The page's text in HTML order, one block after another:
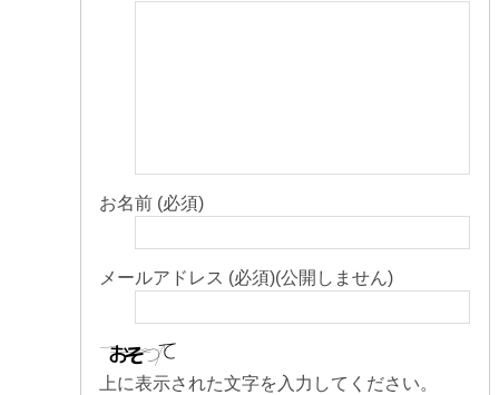
お名前 (必須)
メールアドレス (必須)(公開しません)
上に表示された文字を入力してください。